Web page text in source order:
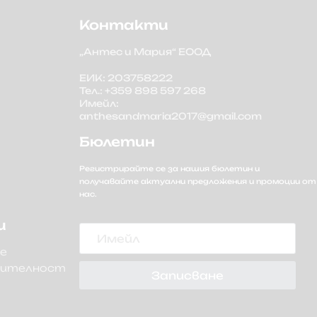
Контакти
„Антес и Мария“ ЕООД
ЕИК: 203758222
Тел.: +359 898 597 268
Имейл:
anthesandmaria2017@gmail.com
Бюлетин
Регистрирайте се за нашия бюлетин и
получавайте актуални предложения и промоции от
нас.